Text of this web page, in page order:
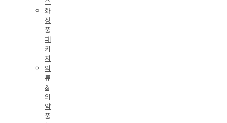
화
장
품
패
키
지
의
류
&
의
약
품